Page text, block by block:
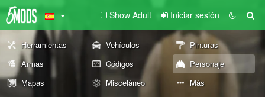
Show Adult Iniciar sesión
Herramientas Vehículos
Pinturas
Armas
Códigos
Personaje
Mapas
Misceláneo Más